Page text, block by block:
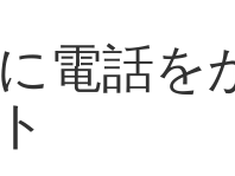
電話を